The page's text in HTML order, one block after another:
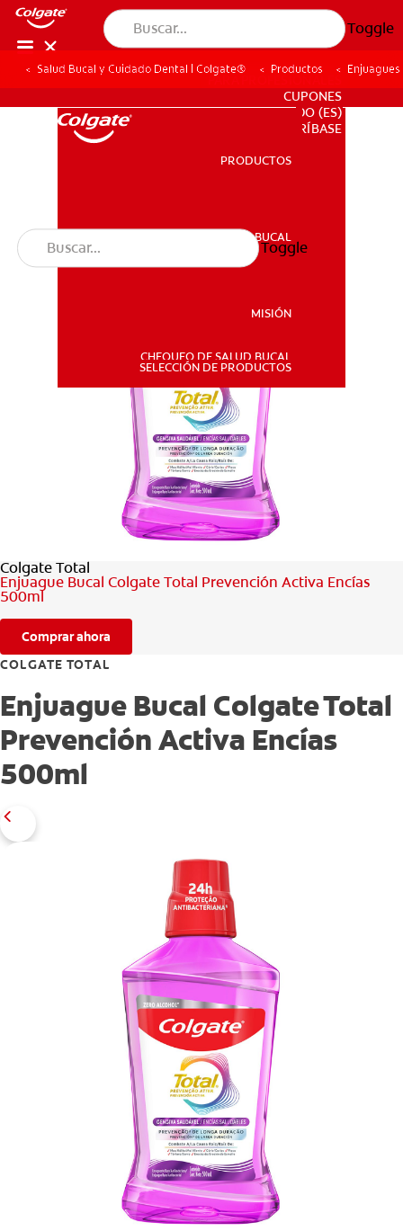
Toggle
SALUD BUCAL
CHEQUEO DE SALUD BUCAL
SELECCIÓN DE PRODUCTOS
PARA PROFESIONALES
PARA PROFESIONALES
CUPONES
DO (ES)
SUSCRÍBASE
PRODUCTOS
SALUD BUCAL
MISIÓN
CHEQUEO DE SALUD BUCAL
SELECCIÓN DE PRODUCTOS
Toggle
Salud Bucal y Cuidado Dental | Colgate® Productos
Colgate Total
Enjuague Bucal Colgate Total Prevención Activa Encías
500ml
Comprar ahora
COLGATE TOTAL
Enjuague Bucal Colgate Total
Prevención Activa Encías
500ml